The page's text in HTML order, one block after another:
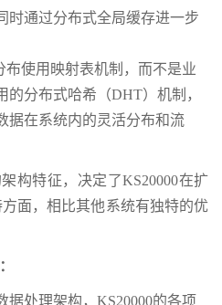
时通过分布式全局缓存进一步
布使用映射表机制，而不是业
的分布式哈希（DHT）机制，
据在系统内的灵活分布和流
构特征，决定了KS20000在扩
面，相比其他系统有独特的优
据处理架构，KS20000的各项